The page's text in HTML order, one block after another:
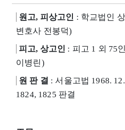
원고, 피상고인 : 학교법인
변호사 전봉덕)
피고, 상고인 : 피고 1 외 75
이병린)
원 판 결 : 서울고법 1968.
1824, 1825 판결